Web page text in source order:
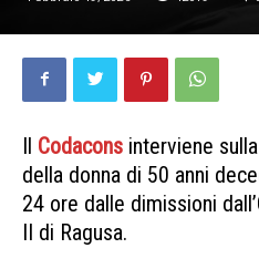
Il Codacons interviene
della donna di 50 anni
24 ore dalle dimissioni
II di Ragusa.